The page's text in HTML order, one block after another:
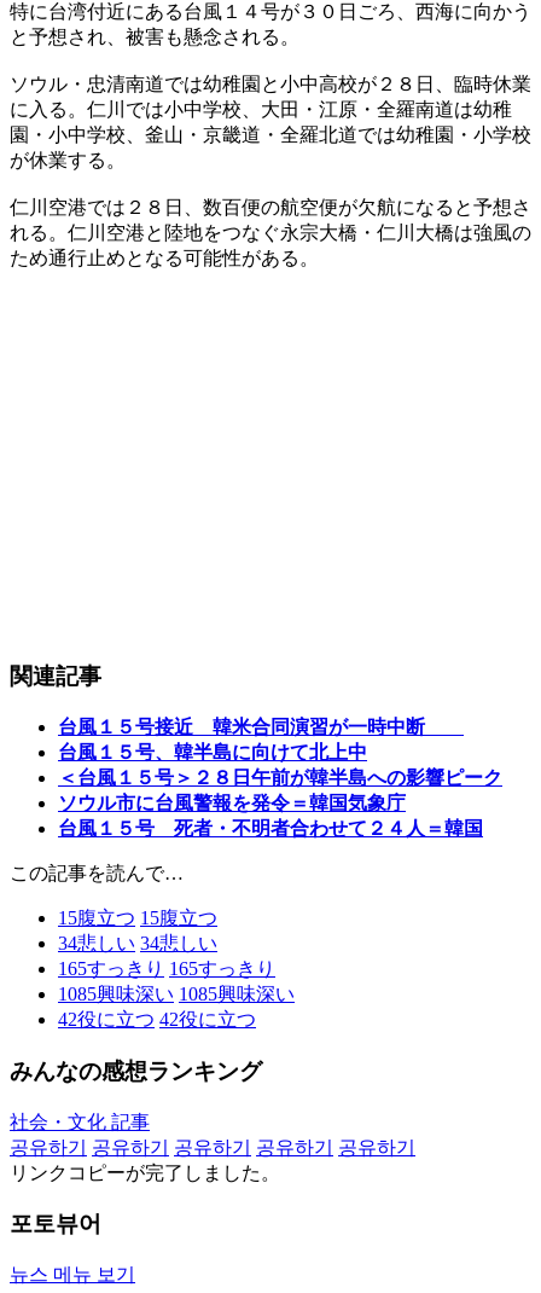
特に台湾付近にある台風１４号が３０日ごろ、西海に向かう
と予想され、被害も懸念される。
ソウル・忠清南道では幼稚園と小中高校が２８日、臨時休業
に入る。仁川では小中学校、大田・江原・全羅南道は幼稚
園・小中学校、釜山・京畿道・全羅北道では幼稚園・小学校
が休業する。
仁川空港では２８日、数百便の航空便が欠航になると予想さ
れる。仁川空港と陸地をつなぐ永宗大橋・仁川大橋は強風の
ため通行止めとなる可能性がある。
関連記事
台風１５号接近 韓米合同演習が一時中断
台風１５号、韓半島に向けて北上中
＜台風１５号＞２８日午前が韓半島への影響ピーク
ソウル市に台風警報を発令＝韓国気象庁
台風１５号 死者・不明者合わせて２４人＝韓国
この記事を読んで…
15腹立つ 15腹立つ
34悲しい 34悲しい
165すっきり 165すっきり
1085興味深い 1085興味深い
42役に立つ 42役に立つ
みんなの感想ランキング
社会・文化 記事
공유하기
공유하기 공유하기 공유하기
공유하기
リンクコピーが完了しました。
포토뷰어
뉴스 메뉴 보기